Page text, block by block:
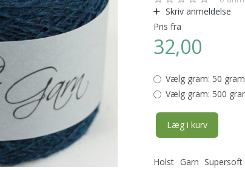
Skriv anmeldelse
Pris fra
32,00
Vælg gram: 50 gram
Vælg gram: 500
Læg i kurv
Holst Garn